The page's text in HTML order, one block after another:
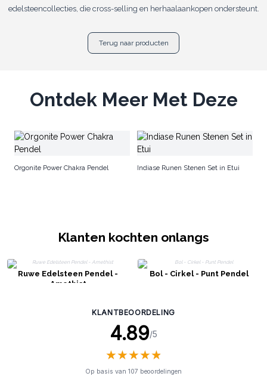
edelsteencollecties, die cross-selling en herhaalaankopen ondersteunt.
Terug naar producten
Ontdek Meer Met Deze
Orgonite Power Chakra Pendel Indiase Runen Stenen Set in Etui
Klanten kochten onlangs
Ruwe Edelsteen Pendel -
Amethist
Bol - Cirkel - Punt Pendel
KLANTBEOORDELING
4.89/5
★★★★★
★★★★★
Op basis van 107 beoordelingen